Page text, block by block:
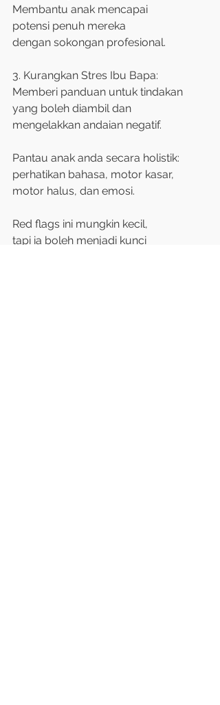
Membantu anak mencapai
potensi penuh mereka
dengan sokongan profesional.
3️. Kurangkan Stres Ibu Bapa:
Memberi panduan untuk tindakan
yang boleh diambil dan
mengelakkan andaian negatif.
Pantau anak anda secara holistik:
perhatikan bahasa, motor kasar,
motor halus, dan emosi.
Red flags ini mungkin kecil,
tapi ia boleh menjadi kunci